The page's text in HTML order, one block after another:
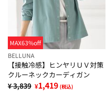
MAX63%off
BELLUNA
【接触冷感】ヒンヤリＵＶ対策
クルーネックカーディガン
¥ 3,839 ¥1,419 (税込)